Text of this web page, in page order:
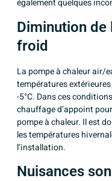
également quelques
Diminution de
froid
La pompe à chaleur air/
températures
-5°C. Dans ces
chauffage d’appoint
pompe à chaleur. Il est
les températures
l’installation.
Nuisances